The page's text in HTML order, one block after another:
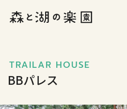
TRAILAR HOUSE
BBパレス